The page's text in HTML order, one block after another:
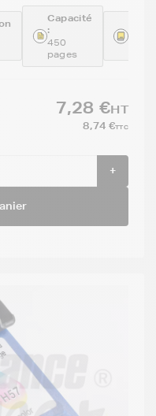
Capacité
:
450
pages
7,28 €HT
8,74 €TTC
+